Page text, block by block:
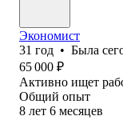
Экономист
31 год • Была
65 000 ₽
Активно ищет
Общий опыт
8 лет 6 месяцев